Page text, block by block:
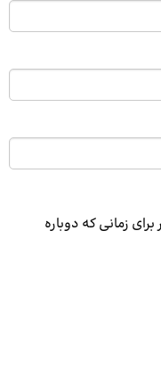
زمانی که دوباره